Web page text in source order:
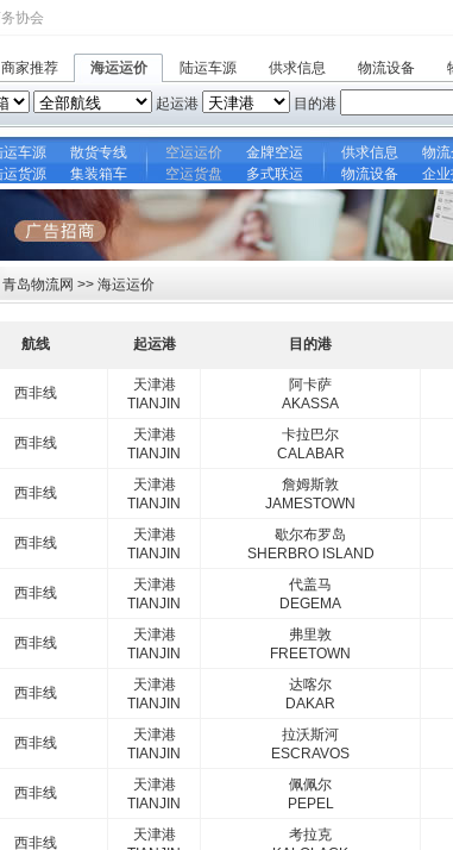
协会
商家推荐 海运运价 陆运车源 供求信息 物流设备
起运港 目的港
运车源 散货专线 空运运价 金牌空运 供求信息 物流
运货源 集装箱车 空运货盘 多式联运 物流设备 企
岛物流网 >> 海运运价
航线 起运港 目的港
西非线
天津港
TIANJIN
阿卡萨
AKASSA
西非线
天津港
TIANJIN
卡拉巴尔
CALABAR
西非线
天津港
TIANJIN
詹姆斯敦
JAMESTOWN
西非线
天津港
TIANJIN
歇尔布罗岛
SHERBRO ISLAND
西非线
天津港
TIANJIN
代盖马
DEGEMA
西非线
天津港
TIANJIN
弗里敦
FREETOWN
西非线
天津港
TIANJIN
达喀尔
DAKAR
西非线
天津港
TIANJIN
拉沃斯河
ESCRAVOS
西非线
天津港
TIANJIN
佩佩尔
PEPEL
西非线
天津港
考拉克